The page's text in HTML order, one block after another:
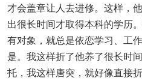
才会盖章让人去进修。这样，
出很长时间才取得本科的学历
有对象，就总是依恋学习、工
是。我这样折了他养了很长时
托，我这样唐突，就好像直接